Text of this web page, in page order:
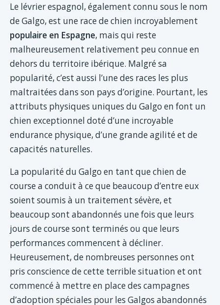
Le lévrier espagnol, également connu sous le nom
de Galgo, est une race de chien incroyablement
populaire en Espagne, mais qui reste
malheureusement relativement peu connue en
dehors du territoire ibérique. Malgré sa
popularité, c’est aussi l’une des races les plus
maltraitées dans son pays d’origine. Pourtant, les
attributs physiques uniques du Galgo en font un
chien exceptionnel doté d’une incroyable
endurance physique, d’une grande agilité et de
capacités naturelles.
La popularité du Galgo en tant que chien de
course a conduit à ce que beaucoup d’entre eux
soient soumis à un traitement sévère, et
beaucoup sont abandonnés une fois que leurs
jours de course sont terminés ou que leurs
performances commencent à décliner.
Heureusement, de nombreuses personnes ont
pris conscience de cette terrible situation et ont
commencé à mettre en place des campagnes
d’adoption spéciales pour les Galgos abandonnés